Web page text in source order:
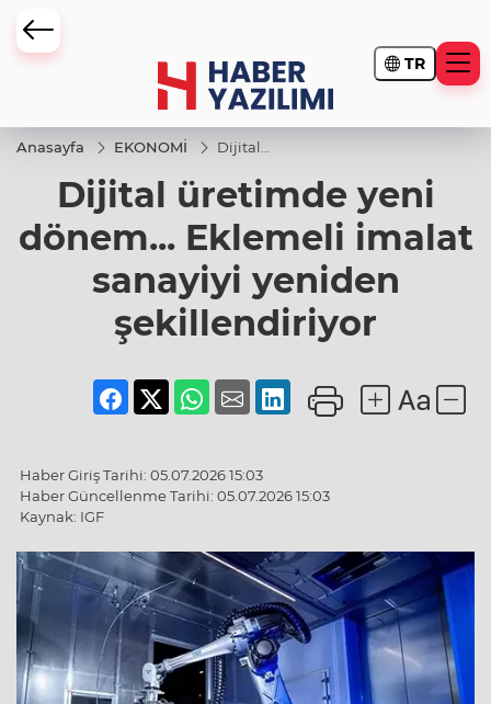
TR
Anasayfa EKONOMİ
Dijital
dönem...
Eklemeli
sanayiyi
yeniden
şekillendiriyor
Dijital üretimde yeni
dönem... Eklemeli imalat
sanayiyi yeniden
şekillendiriyor
Haber Giriş Tarihi: 05.07.2026 15:03
Haber Güncellenme Tarihi: 05.07.2026 15:03
Kaynak: IGF